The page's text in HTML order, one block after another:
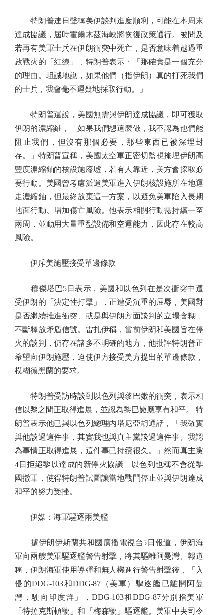
特朗普連日聲稱美伊談判進度順利，可能在本周末
達成協議，屆時霍爾木茲海峽將恢復政策通行。被問及
若再有美軍士兵在伊朗衝突中死亡，是否意味着越過重
啟戰火的「紅線」，特朗普表示：「那確實是一個充分
的理由。坦誠地說，如果他們（指伊朗）真的打死我們
的士兵，我會毫不遲疑地採取行動。」
特朗普還說，美國無需與伊朗達成協議，即可獲取
伊朗的濃縮鈾，「如果我們想這麼做，我不認為他們能
阻止我們，但沒有那個必要，那些東西已被深埋封
存。」特朗普宣稱，美國太空軍正密切監視掩埋伊朗高
豐度濃縮鈾的核設施廢墟，若有人靠近，美方會採取必
要行動。美國曾考慮派遣美軍進入伊朗核設施所在地運
走濃縮鈾，但最終放棄這一方案，以避免美軍陷入長期
地面行動、增加傷亡風險。他表示相關行動需持續一至
兩周，並動用大量重型設備和空運能力，因此存在較高
風險。
伊斥美施壓接受單邊條款
穆傑塔巴5日表示，美國和以色列在是次衝突中遭
受伊朗的「決定性打擊」，正遭受沉重的屈辱，美國對
是否繼續推進衝突、或是與伊朗方面談判的立場含糊，
不斷釋放矛盾信號。雷扎伊稱，當前伊朗和美國旨在停
火的談判，仍存在諸多不明確的地方，他批評特朗普正
希望向伊朗施壓，迫使伊方接受美方提出的單邊條款，
模糊德黑蘭的要求。
特朗普受訪時談到以色列與黎巴嫩的衝突，表示相
信以黎之間正取得進展，並認為黎巴嫩應享有和平。 特
朗普表示他已與以色列總理內塔尼亞胡通話，「我確實
與他談過這件事，其實我也與真主黨談過這件事。我認
為事情正取得進展，這件事已持續很久。」然而真主黨
4日拒絕黎以達成的新停火協議，以色列也稱不會從黎
國撤軍，使得特朗普試圖讓當地戰鬥停止並與伊朗達成
和平的努力受挫。
伊媒：海軍驅逐兩美艦
據伊朗伊斯蘭共和國廣播電視台5日報道，伊朗海
軍向兩艘美軍驅逐艦警告射擊，將其驅離阿曼灣。報道
稱，伊朗海軍使用導彈和無人機進行警告射擊後，「入
侵的DDG-103和DDG-87（美軍）驅逐艦已離開阿曼
灣，駛向印度洋」，DDG-103和DDG-87分別指美軍
「特拉克斯頓號」和「梅森號」驅逐艦。美軍中央司令